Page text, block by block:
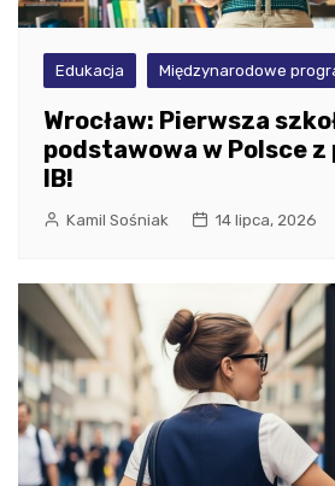
Edukacja Międzynarodowe
Wrocław: Pierwsza
podstawowa w Polsce
IB!
Kamil Sośniak 14 lipca, 2026